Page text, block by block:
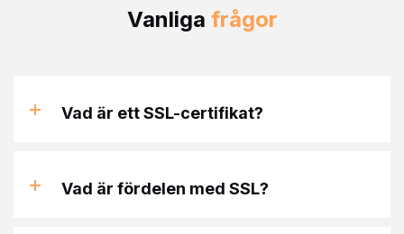
Vanliga frågor
Vad är ett SSL-certifikat?
Vad är fördelen med SSL?